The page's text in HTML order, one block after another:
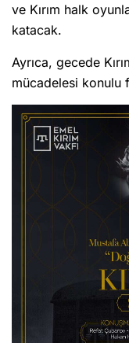
ve Kırım halk
katacak.
Ayrıca, gecede
mücadelesi konulu